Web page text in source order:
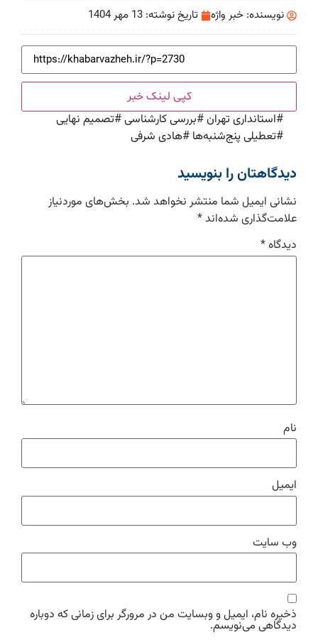
نویسنده: خبر واژه تاریخ نوشته: 13 مهر 1404
کپی لینک خبر
#استانداری تهران#بررسی کارشناسی#تصمیم نهایی
#تعطیلی پنج‌شنبه‌ها #هادی شرفی
دیدگاهتان را بنویسید
نشانی ایمیل شما منتشر نخواهد شد. بخش‌های موردنیاز
علامت‌گذاری شده‌اند*
دیدگاه*
نام
ایمیل
وب‌ سایت
ذخیره نام، ایمیل و وبسایت من در مرورگر برای زمانی که دوباره
دیدگاهی می‌نویسم.